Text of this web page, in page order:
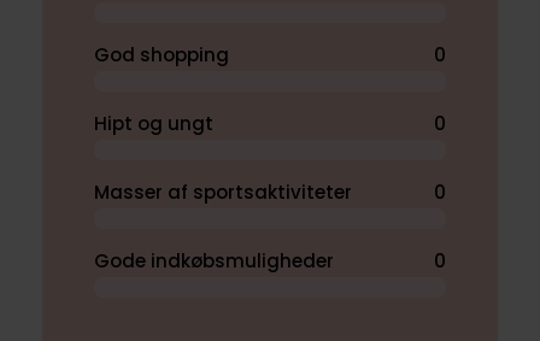
God shopping 0
Hipt og ungt 0
Masser af sportsaktiviteter 0
Gode indkøbsmuligheder 0